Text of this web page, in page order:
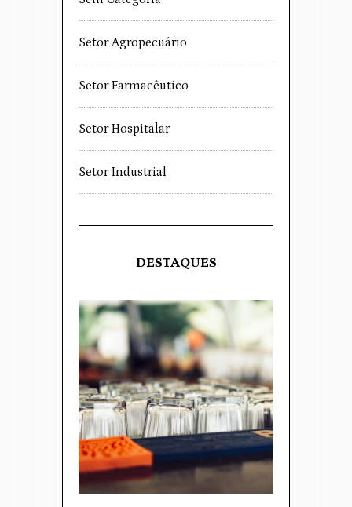
Setor Agropecuário
Setor Farmacêutico
Setor Hospitalar
Setor Industrial
DESTAQUES